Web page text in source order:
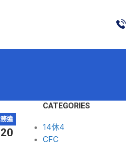
違
CATEGORIES
14休4
CFC